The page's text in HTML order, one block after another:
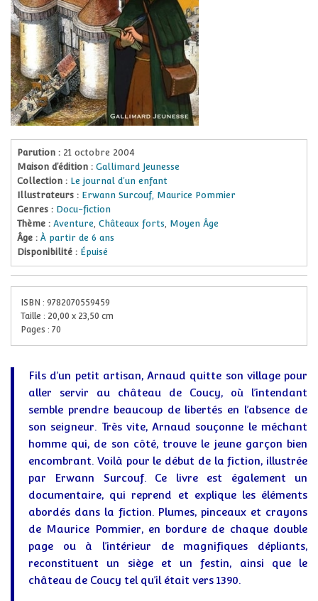
Parution : 21 octobre 2004
Maison d’édition : Gallimard Jeunesse
Collection : Le journal d'un enfant
Illustrateurs : Erwann Surcouf, Maurice Pommier
Genres : Docu-fiction
Thème :Aventure,Châteaux forts, Moyen Âge
Âge :À partir de 6 ans
Disponibilité : Épuisé
ISBN : 9782070559459
Taille : 20,00 x 23,50 cm
Pages : 70
Fils d’un petit artisan, Arnaud quitte son village pour
aller servir au château de Coucy, où l’intendant
semble prendre beaucoup de libertés en l’absence de
son seigneur. Très vite, Arnaud souçonne le méchant
homme qui, de son côté, trouve le jeune garçon bien
encombrant. Voilà pour le début de la fiction, illustrée
par Erwann Surcouf. Ce livre est également un
documentaire, qui reprend et explique les éléments
abordés dans la fiction. Plumes, pinceaux et crayons
de Maurice Pommier, en bordure de chaque double
page ou à l’intérieur de magnifiques dépliants,
reconstituent un siège et un festin, ainsi que le
château de Coucy tel qu’il était vers 1390.